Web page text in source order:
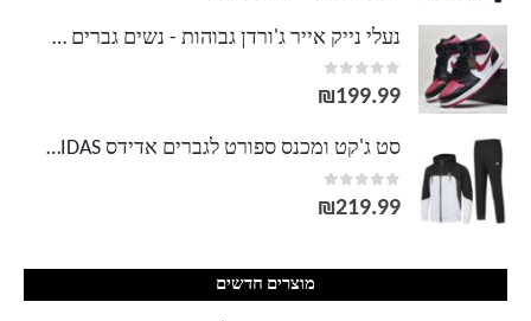
נעלי נייק אייר ג'ורדן גבוהות - נשים גברים NIKE AIR JORDAN
0
out of 5
₪199.99
סט ג'קט ומכנס ספורט לגברים אדידס ADIDAS
0
out of 5
₪219.99
מוצרים חדשים